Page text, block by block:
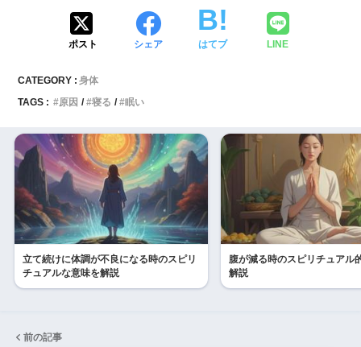
ポスト シェア はてブ LINE
CATEGORY : 身体
TAGS :
原因 寝る 眠い
立て続けに体調が不良になる時のスピリ
チュアルな意味を解説
腹が減る時のスピリチュアル
解説
前の記事